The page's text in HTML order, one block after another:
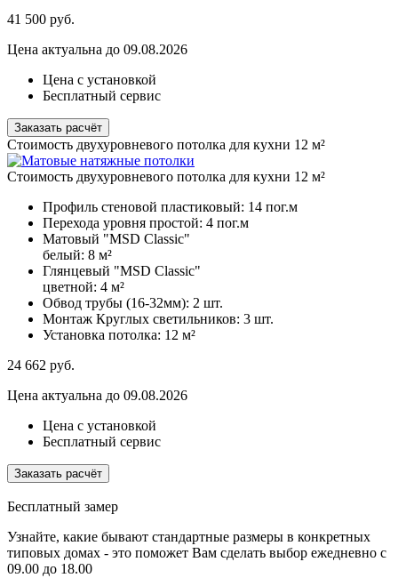
41 500 руб.
Цена актуальна до 09.08.2026
Цена с установкой
Бесплатный сервис
Заказать расчёт
Стоимость двухуровневого потолка для кухни 12 м²
Стоимость двухуровневого потолка для кухни 12 м²
Профиль стеновой пластиковый: 14 пог.м
Перехода уровня простой: 4 пог.м
Матовый "MSD Classic"
белый: 8 м²
Глянцевый "MSD Classic"
цветной: 4 м²
Обвод трубы (16-32мм): 2 шт.
Монтаж Круглых светильников: 3 шт.
Установка потолка: 12 м²
24 662 руб.
Цена актуальна до 09.08.2026
Цена с установкой
Бесплатный сервис
Заказать расчёт
Бесплатный замер
Узнайте, какие бывают стандартные размеры в конкретных
типовых домах - это поможет Вам сделать выбор ежедневно с
09.00 до 18.00